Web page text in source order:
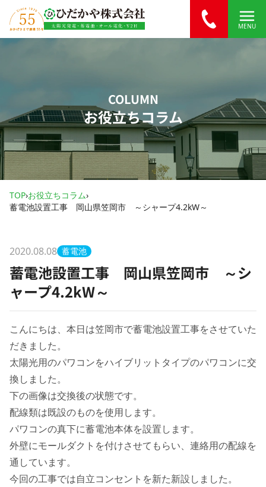
内容をスキップ
MENU
COLUMN
お役立ちコラム
TOP›お役立ちコラム›
蓄電池設置工事 岡山県笠岡市 ～シャープ4.2kW～
2020.08.08 蓄電池
蓄電池設置工事 岡山県笠岡市 ～シ
ャープ4.2kW～
こんにちは、本日は笠岡市で蓄電池設置工事をさせていた
だきました。
太陽光用のパワコンをハイブリットタイプのパワコンに交
換しました。
下の画像は交換後の状態です。
配線類は既設のものを使用します。
パワコンの真下に蓄電池本体を設置します。
外壁にモールダクトを付けさせてもらい、連絡用の配線を
通しています。
今回の工事では自立コンセントを新た新設しました。